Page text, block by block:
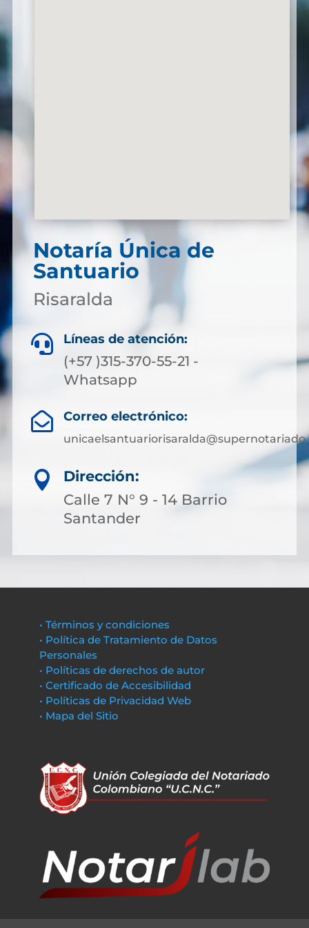
Notaría Única de
Santuario
Risaralda
 Líneas de atención:
(+57 )315-370-55-21 -
Whatsapp
 Correo electrónico:

Dirección:
Calle 7 N° 9 - 14 Barrio
Santander
• Términos y condiciones
• Política de Tratamiento de Datos
Personales
• Políticas de derechos de autor
• Certificado de Accesibilidad
• Políticas de Privacidad Web
• Mapa del Sitio